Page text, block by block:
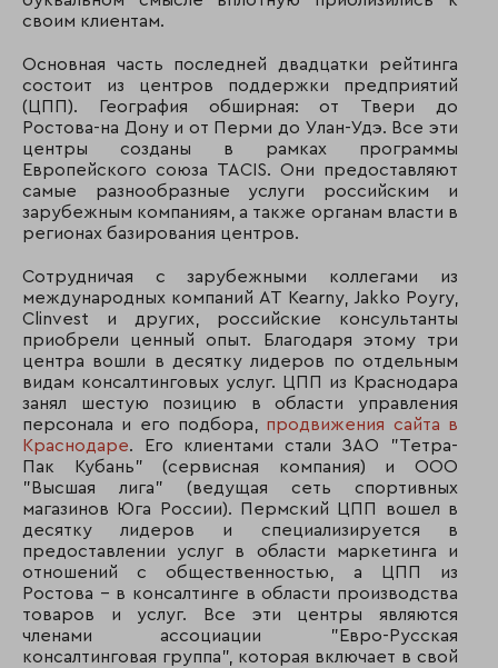
своим клиентам.
Основная часть последней двадцатки рейтинга
состоит из центров поддержки предприятий
(ЦПП). География обширная: от Твери до
Ростова-на Дону и от Перми до Улан-Удэ. Все эти
центры созданы в рамках программы
Европейского союза TACIS. Они предоставляют
самые разнообразные услуги российским и
зарубежным компаниям, а также органам власти в
регионах базирования центров.
Сотрудничая с зарубежными коллегами из
международных компаний AT Kearny, Jakko Poyry,
Clinvest и других, российские консультанты
приобрели ценный опыт. Благодаря этому три
центра вошли в десятку лидеров по отдельным
видам консалтинговых услуг. ЦПП из Краснодара
занял шестую позицию в области управления
персонала и его подбора, продвижения сайта в
Краснодаре. Его клиентами стали ЗАО "Тетра-
Пак Кубань" (сервисная компания) и ООО
"Высшая лига" (ведущая сеть спортивных
магазинов Юга России). Пермский ЦПП вошел в
десятку лидеров и специализируется в
предоставлении услуг в области маркетинга и
отношений с общественностью, а ЦПП из
Ростова - в консалтинге в области производства
товаров и услуг. Все эти центры являются
членами ассоциации "Евро-Русская
консалтинговая группа", которая включает в свой